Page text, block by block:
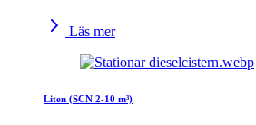
Läs mer
Liten (SCN 2-10 m³)